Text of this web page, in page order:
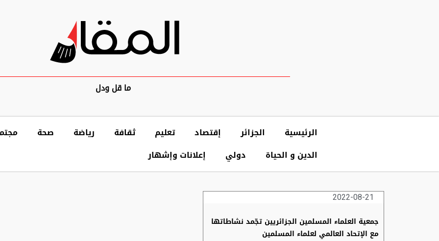
ما قل ودل
الرئيسية الجزائر إقتصاد تعليم ثقافة رياضة صحة
الدين و الحياة
دولي إعلانات وإشهار
2022-08-21
جمعية العلماء المسلمين الجزائريين تجّمد نشاطاتها
مع الإتحاد العالمي لعلماء المسلمين